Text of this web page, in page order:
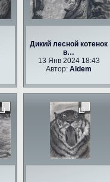
Дикий лесной котенок
в…
13 Янв 2024 18:43
Автор:Aldem